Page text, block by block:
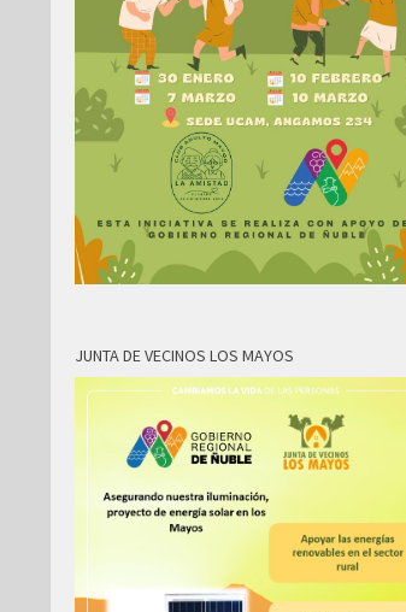
JUNTA DE VECINOS LOS MAYOS